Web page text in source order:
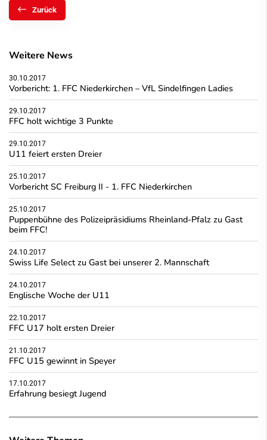
Zurück
Weitere News
30.10.2017
Vorbericht: 1. FFC Niederkirchen – VfL Sindelfingen Ladies
29.10.2017
FFC holt wichtige 3 Punkte
29.10.2017
U11 feiert ersten Dreier
25.10.2017
Vorbericht SC Freiburg II - 1. FFC Niederkirchen
25.10.2017
Puppenbühne des Polizeipräsidiums Rheinland-Pfalz zu Gast
beim FFC!
24.10.2017
Swiss Life Select zu Gast bei unserer 2. Mannschaft
24.10.2017
Englische Woche der U11
22.10.2017
FFC U17 holt ersten Dreier
21.10.2017
FFC U15 gewinnt in Speyer
17.10.2017
Erfahrung besiegt Jugend